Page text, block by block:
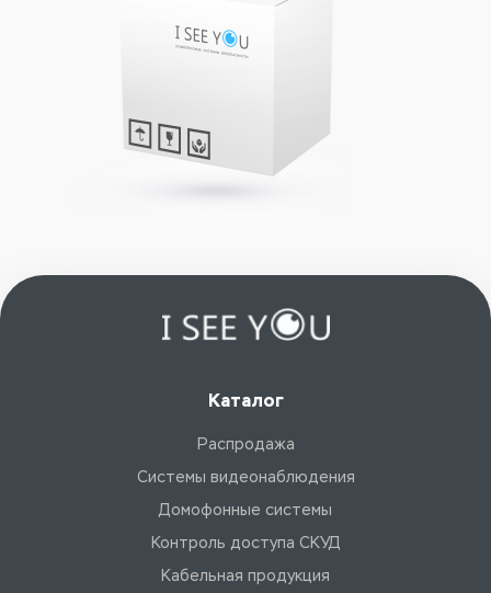
Каталог
Распродажа
Системы видеонаблюдения
Домофонные системы
Контроль доступа СКУД
Кабельная продукция